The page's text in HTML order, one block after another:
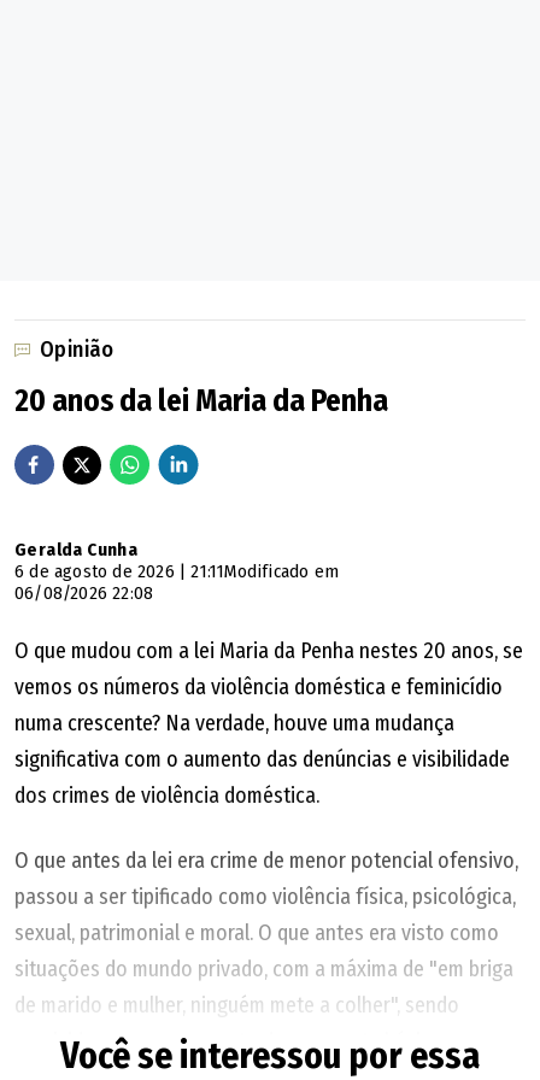
Opinião
20 anos da lei Maria da Penha
Geralda Cunha
6 de agosto de 2026 | 21:11Modificado em
06/08/2026 22:08
O que mudou com a lei Maria da Penha nestes 20 anos, se
vemos os números da violência doméstica e feminicídio
numa crescente? Na verdade, houve uma mudança
significativa com o aumento das denúncias e visibilidade
dos crimes de violência doméstica.
O que antes da lei era crime de menor potencial ofensivo,
passou a ser tipificado como violência física, psicológica,
sexual, patrimonial e moral. O que antes era visto como
situações do mundo privado, com a máxima de "em briga
de marido e mulher, ninguém mete a colher", sendo
resolvida com o pagamento de uma cesta básica, passou
Você se interessou por essa